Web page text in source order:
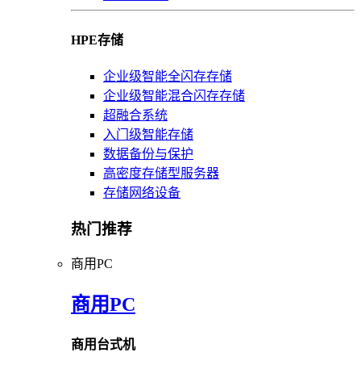
HPE存储
企业级智能全闪存存储
企业级智能混合闪存存储
超融合系统
入门级智能存储
数据备份与保护
高密度存储型服务器
存储网络设备
热门推荐
商用PC
商用PC
商用台式机